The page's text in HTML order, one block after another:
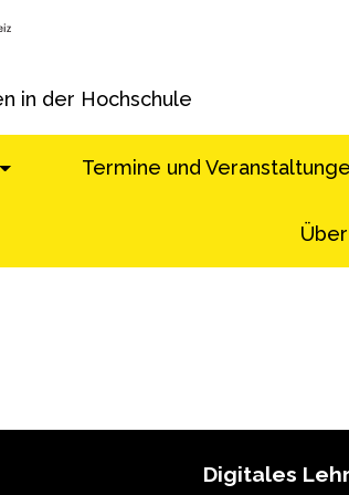
in der Hochschule
Termine und
Digitales